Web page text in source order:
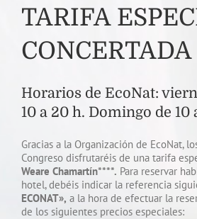
TARIFA
CONCERTADA
Horarios de EcoNat:
10 a 20 h. Domingo de 10
Gracias a la Organización de EcoNat,
Congreso disfrutaréis de una tarifa
Weare Chamartín****. Para reservar
hotel, debéis indicar la referencia
ECONAT», a la hora de efectuar la
de los siguientes precios especiales: